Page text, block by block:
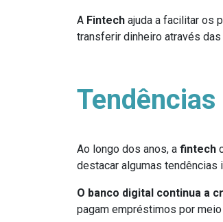
A Fintech ajuda a facilitar os
transferir dinheiro através
Ao longo dos anos, a fintech
destacar algumas tendências
O banco digital continua a
pagam empréstimos por